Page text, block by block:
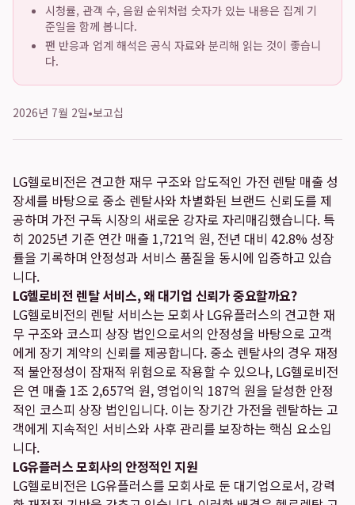
시청률, 관객 수, 음원 순위처럼 숫자가 있는 내용은 집계 기
준일을 함께 봅니다.
팬 반응과 업계 해석은 공식 자료와 분리해 읽는 것이 좋습니
다.
2026년 7월 2일•보고십
LG헬로비전은 견고한 재무 구조와 압도적인 가전 렌탈 매출 성
장세를 바탕으로 중소 렌탈사와 차별화된 브랜드 신뢰도를 제
공하며 가전 구독 시장의 새로운 강자로 자리매김했습니다. 특
히 2025년 기준 연간 매출 1,721억 원, 전년 대비 42.8% 성장
률을 기록하며 안정성과 서비스 품질을 동시에 입증하고 있습
니다.
LG헬로비전 렌탈 서비스, 왜 대기업 신뢰가 중요할까요?
LG헬로비전의 렌탈 서비스는 모회사 LG유플러스의 견고한 재
무 구조와 코스피 상장 법인으로서의 안정성을 바탕으로 고객
에게 장기 계약의 신뢰를 제공합니다. 중소 렌탈사의 경우 재정
적 불안정성이 잠재적 위험으로 작용할 수 있으나, LG헬로비전
은 연 매출 1조 2,657억 원, 영업이익 187억 원을 달성한 안정
적인 코스피 상장 법인입니다. 이는 장기간 가전을 렌탈하는 고
객에게 지속적인 서비스와 사후 관리를 보장하는 핵심 요소입
니다.
LG유플러스 모회사의 안정적인 지원
LG헬로비전은 LG유플러스를 모회사로 둔 대기업으로서, 강력